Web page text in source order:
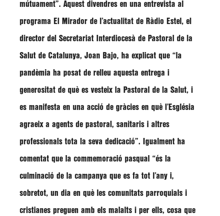
mútuament”. Aquest divendres en una entrevista al
programa El Mirador de l’actualitat de Ràdio Estel, el
director del Secretariat Interdiocesà de Pastoral de la
Salut de Catalunya, Joan Bajo, ha explicat que “la
pandèmia ha posat de relleu aquesta entrega i
generositat de què es vesteix la Pastoral de la Salut, i
es manifesta en una acció de gràcies en què l’Església
agraeix a agents de pastoral, sanitaris i altres
professionals tota la seva dedicació”. Igualment ha
comentat que la commemoració pasqual “és la
culminació de la campanya que es fa tot l’any i,
sobretot, un dia en què les comunitats parroquials i
cristianes preguen amb els malalts i per ells, cosa que